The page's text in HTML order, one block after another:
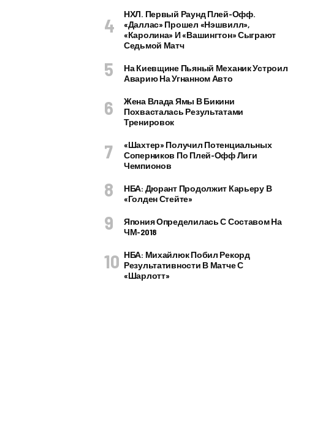
НХЛ. Первый Раунд Плей-Офф.
«Даллас» Прошел «Нэшвилл»,
«Каролина» И «Вашингтон» Сыграют
Седьмой Матч
На Киевщине Пьяный Механик Устроил
Аварию На Угнанном Авто
Жена Влада Ямы В Бикини
Похвасталась Результатами
Тренировок
«Шахтер» Получил Потенциальных
Соперников По Плей-Офф Лиги
Чемпионов
НБА: Дюрант Продолжит Карьеру В
«Голден Стейте»
Япония Определилась С Составом На
ЧМ-2018
НБА: Михайлюк Побил Рекорд
Результативности В Матче С
«Шарлотт»